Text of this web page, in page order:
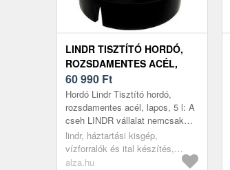
LINDR TISZTÍTÓ HORDÓ,
ROZSDAMENTES ACÉL,
LAPOS, 5 L
60 990 Ft
Hordó Lindr Tisztító hordó,
rozsdamentes acél, lapos, 5 l: A
cseh LINDR vállalat nemcsak
csúcsminőségű italkimérő
berendezéseket gyárt, hanem a
műk...
lindr, háztartási kisgép,
vízforralók és ital készítés,
sörcsapok, tartozékok
alza.hu